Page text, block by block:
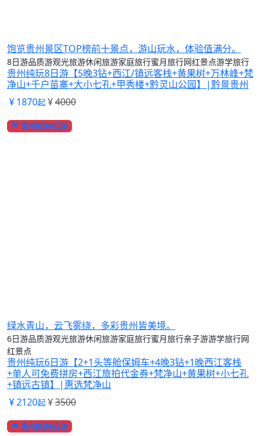
饱览贵州景区TOP榜前十景点，游山玩水，体验值满分。
8日游品质游观光旅游休闲旅游家庭旅行蜜月旅行网红景点游学旅行
贵州纯玩8日游【5晚3钻+西江/镇远客栈+黄果树+万林峰+梵
净山+千户苗寨+大小七孔+甲秀楼+黔灵山公园】|黔景贵州
1870起 4000
贵州旅游6日游
绿水青山，云飞雾绕，多彩贵州皆美境。
6日游品质游观光旅游休闲旅游家庭旅行蜜月旅行亲子游游学旅行网
红景点
贵州纯玩6日游【2+1头等舱保姆车+4晚3钻+1晚西江客栈
+单人可免费拼房+西江旅拍代金券+梵净山+黄果树+小七孔
+镇远古镇】|惠选梵净山
2120起 3500
贵州旅游6日游